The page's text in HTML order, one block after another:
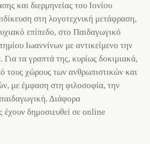
και διερμηνείας του Ιονίου
στη λογοτεχνική μετάφραση,
επίπεδο, στο Παιδαγωγικό
Ιωαννίνων με αντικείμενο την
Για τα γραπτά της, κυρίως δοκιμιακά,
τους χώρους των ανθρωπιστικών και
με έμφαση στη φιλοσοφία, την
Διάφορα
έχουν δημοσιευθεί σε online